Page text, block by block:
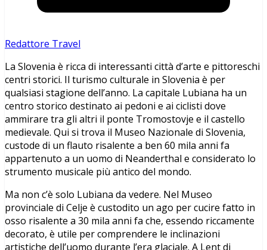
Redattore Travel
La Slovenia è ricca di interessanti città d’arte e pittoreschi
centri storici. Il turismo culturale in Slovenia è per
qualsiasi stagione dell’anno. La capitale Lubiana ha un
centro storico destinato ai pedoni e ai ciclisti dove
ammirare tra gli altri il ponte Tromostovje e il castello
medievale. Qui si trova il Museo Nazionale di Slovenia,
custode di un flauto risalente a ben 60 mila anni fa
appartenuto a un uomo di Neanderthal e considerato lo
strumento musicale più antico del mondo.
Ma non c’è solo Lubiana da vedere. Nel Museo
provinciale di Celje è custodito un ago per cucire fatto in
osso risalente a 30 mila anni fa che, essendo riccamente
decorato, è utile per comprendere le inclinazioni
artistiche dell’uomo durante l’era glaciale. A Lent di